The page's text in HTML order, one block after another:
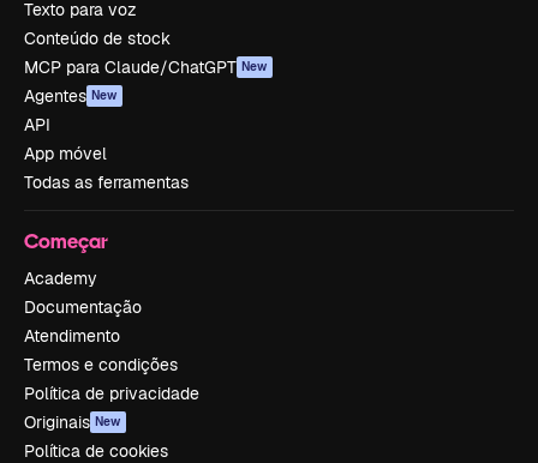
Texto para voz
Conteúdo de stock
MCP para Claude/ChatGPT New
Agentes New
API
App móvel
Todas as ferramentas
Começar
Academy
Documentação
Atendimento
Termos e condições
Política de privacidade
Originais New
Política de cookies